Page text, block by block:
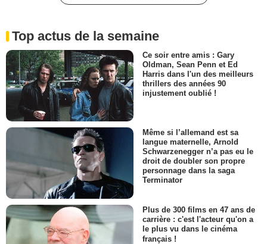
Top actus de la semaine
Ce soir entre amis : Gary
Oldman, Sean Penn et Ed
Harris dans l'un des meilleurs
thrillers des années 90
injustement oublié !
Même si l’allemand est sa
langue maternelle, Arnold
Schwarzenegger n’a pas eu le
droit de doubler son propre
personnage dans la saga
Terminator
Plus de 300 films en 47 ans de
carrière : c'est l'acteur qu'on a
le plus vu dans le cinéma
français !